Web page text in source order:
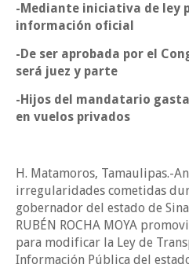
-Mediante iniciativa de ley
información oficial
-De ser aprobada por el
será juez y parte
-Hijos del mandatario
en vuelos privados
H. Matamoros, Tamaulipas.-
irregularidades cometidas
gobernador del estado de
RUBÉN ROCHA MOYA
para modificar la Ley de
Información Pública del